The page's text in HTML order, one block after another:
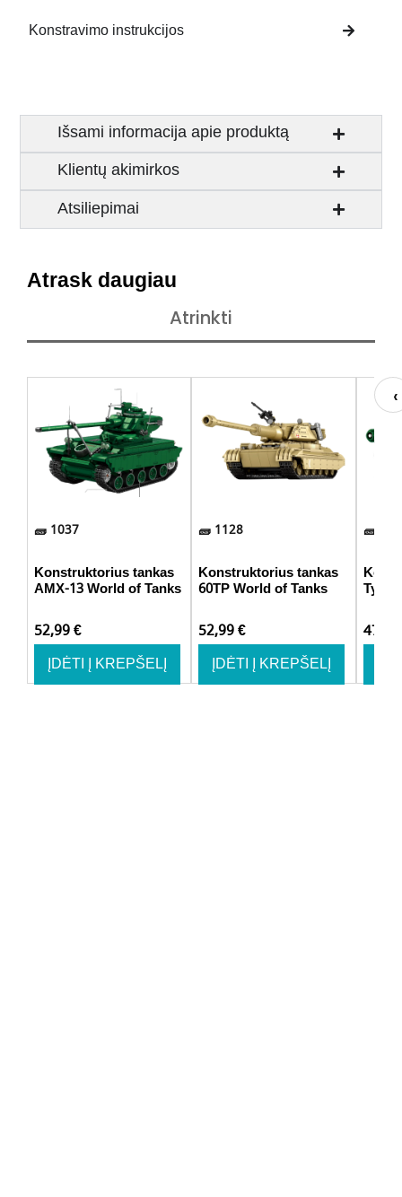
Konstravimo instrukcijos
Išsami informacija apie produktą
Klientų akimirkos
Atsiliepimai
Atrask daugiau
Atrinkti
1037
Konstruktorius tankas
AMX-13 World of Tanks
52,99€
ĮDĖTI Į KREPŠELĮ
1128
Konstruktorius tankas
60TP World of Tanks
52,99€
ĮDĖTI Į KREPŠELĮ
Type
47,99